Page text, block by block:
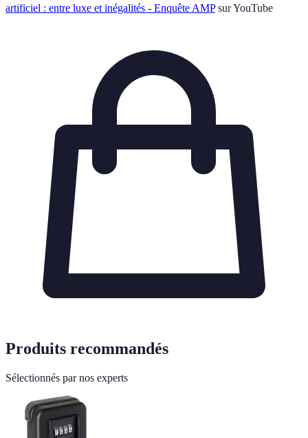
artificiel : entre luxe et inégalités - Enquête AMPsur YouTube
Produits recommandés
Sélectionnés par nos experts